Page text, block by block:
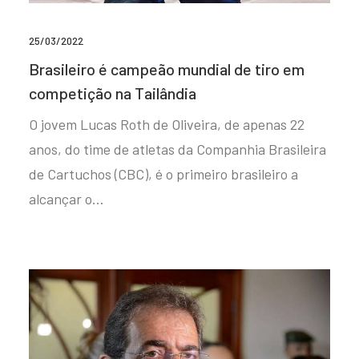
25/03/2022
Brasileiro é campeão mundial de tiro em
competição na Tailândia
O jovem Lucas Roth de Oliveira, de apenas 22
anos, do time de atletas da Companhia Brasileira
de Cartuchos (CBC), é o primeiro brasileiro a
alcançar o…